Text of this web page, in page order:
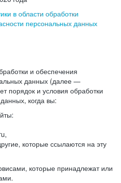
в области обработки
персональных данных
и обеспечения
данных (далее —
порядок и условия обработки
когда вы:
которые ссылаются на эту
которые принадлежат или